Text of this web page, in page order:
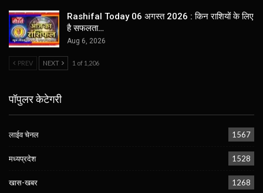
Rashifal Today 06 अगस्त 2026 : किन राशियों के लिए
है सफलता…
Aug 6, 2026
PREV NEXT 1 of 1,206
पॉपुलर केटेगरी
लाईव चेनल 1567
मध्यप्रदेश 1528
खास-खबर 1268